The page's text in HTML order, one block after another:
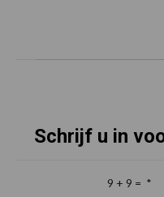
Schrijf u in
9 + 9 = *